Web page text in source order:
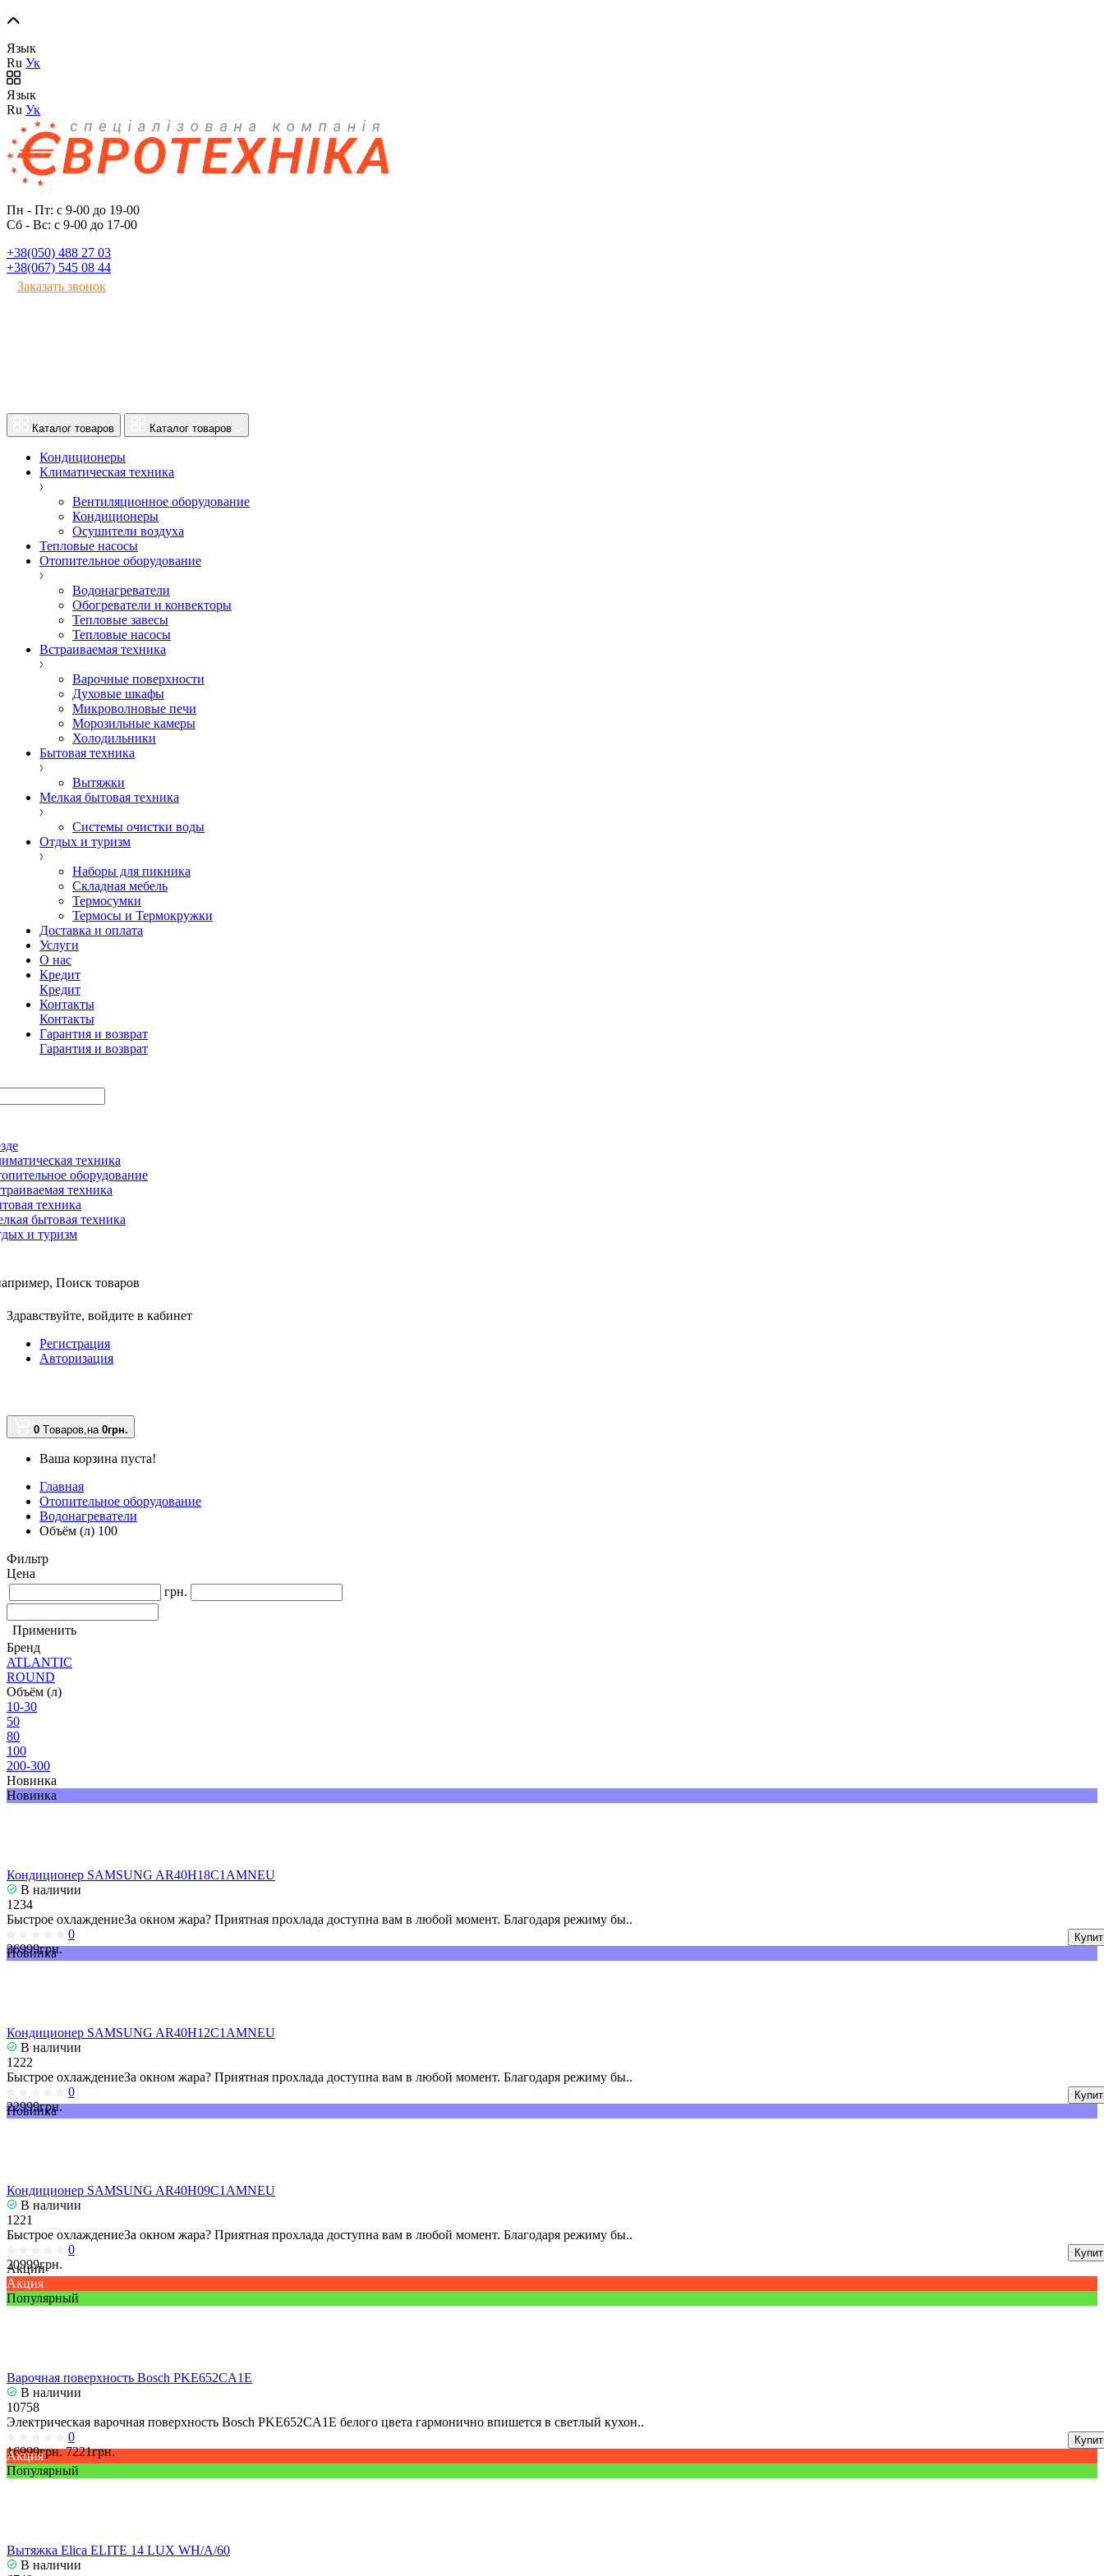
Язык
Ru Ук
Язык
Ru Ук
Пн - Пт: с 9-00 до 19-00
Сб - Вс: с 9-00 до 17-00
+38(050) 488 27 03
+38(067) 545 08 44
Заказать звонок
Каталог товаров Каталог товаров
Кондиционеры
Климатическая техника
Вентиляционное оборудование
Кондиционеры
Осушители воздуха
Тепловые насосы
Отопительное оборудование
Водонагреватели
Обогреватели и конвекторы
Тепловые завесы
Тепловые насосы
Встраиваемая техника
Варочные поверхности
Духовые шкафы
Микроволновые печи
Морозильные камеры
Холодильники
Бытовая техника
Вытяжки
Мелкая бытовая техника
Системы очистки воды
Отдых и туризм
Наборы для пикника
Складная мебель
Термосумки
Термосы и Термокружки
Доставка и оплата
Услуги
О нас
Кредит
Кредит
Контакты
Контакты
Гарантия и возврат
Гарантия и возврат
техника
оборудование
техника
техника
бытовая техника
и туризм
Поиск товаров
Здравствуйте, войдите в кабинет
Регистрация
Авторизация
0 Tоваров,на 0грн.
Ваша корзина пуста!
Главная
Отопительное оборудование
Водонагреватели
Объём (л) 100
Фильтр
Цена
грн.
Применить
Бренд
ATLANTIC
ROUND
Объём (л)
10-30
50
80
100
200-300
Новинка
Новинка
Кондиционер SAMSUNG AR40H18C1AMNEU
В наличии
1234
Быстрое охлаждениеЗа окном жара? Приятная прохлада доступна вам в любой момент. Благодаря режиму бы..
0
36999грн.
Новинка
Кондиционер SAMSUNG AR40H12C1AMNEU
В наличии
1222
Быстрое охлаждениеЗа окном жара? Приятная прохлада доступна вам в любой момент. Благодаря режиму бы..
0
22999грн.
Новинка
Кондиционер SAMSUNG AR40H09C1AMNEU
В наличии
1221
Быстрое охлаждениеЗа окном жара? Приятная прохлада доступна вам в любой момент. Благодаря режиму бы..
0
20999грн.
Акции
Акция
Популярный
Варочная поверхность Bosch PKE652CA1E
В наличии
10758
Электрическая варочная поверхность Bosch PKE652CA1E белого цвета гармонично впишется в светлый кухон..
0
16999грн. 7221грн.
Акция
Популярный
Вытяжка Elica ELITE 14 LUX WH/A/60
В наличии